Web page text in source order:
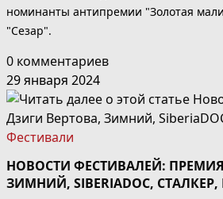
номинанты антипремии "Золотая
"Сезар".
0 комментариев
29 января 2024
Фестивали
НОВОСТИ ФЕСТИВАЛЕЙ:
ЗИМНИЙ, SIBERIADOC, СТАЛКЕР,